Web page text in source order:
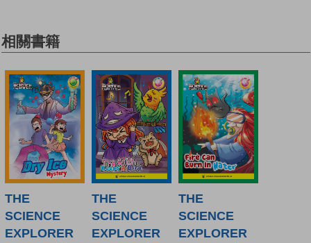
相關書籍
THE
SCIENCE
EXPLORER
THE
SCIENCE
EXPLORER
THE
SCIENCE
EXPLORER